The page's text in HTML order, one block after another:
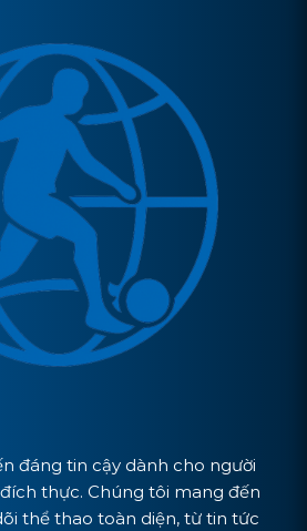
đáng tin cậy dành cho người
thực. Chúng tôi mang đến
thể thao toàn diện, từ tin tức